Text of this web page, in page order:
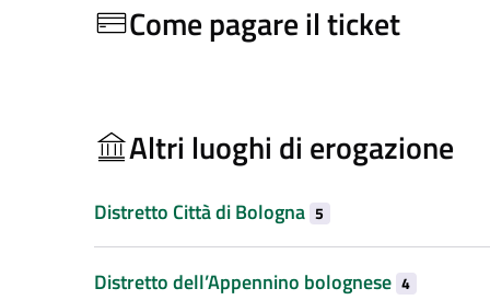
Come pagare il ticket
Altri luoghi di erogazione
Distretto Città di Bologna 5
Distretto dell’Appennino bolognese 4